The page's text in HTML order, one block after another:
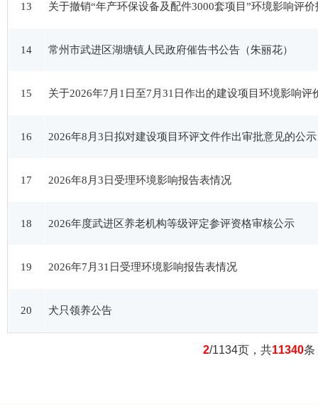
13 关于撤销“年产环保设备及配件3000套项目”环境影响评
14 常州市武进区湖塘镇人民政府催告书公告（朱丽花）
15 关于2026年7月1日至7月31日作出的建设项目环境影响评
16 2026年8月3日拟对建设项目环评文件作出审批意见的公示
17 2026年8月3日受理环境影响报告表情况
18 2026年度武进区养老机构等级评定参评资格审核公示
19 2026年7月31日受理环境影响报告表情况
20 犬只领养公告
2/1134页，共11340条